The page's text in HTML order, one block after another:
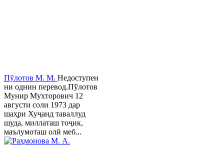
Пӯлотов М. М. Недоступен
ни однин перевод.Пўлотов
Мунир Мухторович 12
августи соли 1973 дар
шаҳри Хуҷанд таваллуд
шуда, миллаташ тоҷик,
маълумоташ олӣ меб...